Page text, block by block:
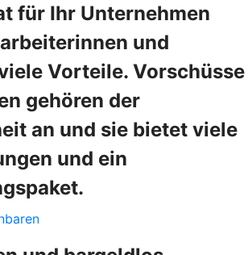
für Ihr Unternehmen
und
Vorteile. Vorschüsse
gehören der
an und sie bietet viele
und ein